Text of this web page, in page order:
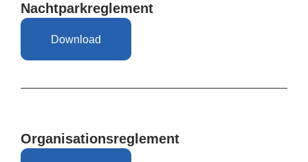
Nachtparkreglement
Download
Organisationsreglement